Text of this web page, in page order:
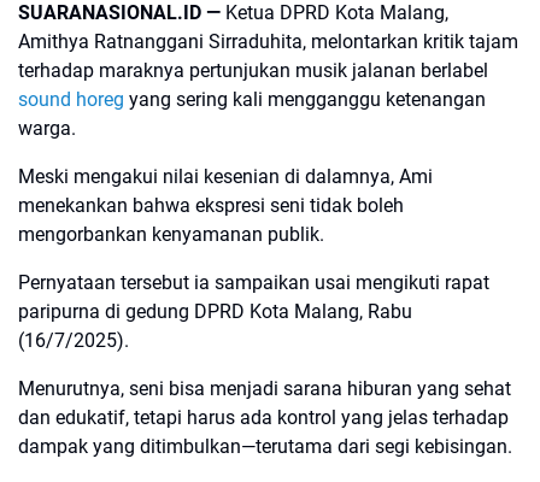
SUARANASIONAL.ID — Ketua DPRD Kota Malang,
Amithya Ratnanggani Sirraduhita, melontarkan kritik tajam
terhadap maraknya pertunjukan musik jalanan berlabel
sound horeg yang sering kali mengganggu ketenangan
warga.
Meski mengakui nilai kesenian di dalamnya, Ami
menekankan bahwa ekspresi seni tidak boleh
mengorbankan kenyamanan publik.
Pernyataan tersebut ia sampaikan usai mengikuti rapat
paripurna di gedung DPRD Kota Malang, Rabu
(16/7/2025).
Menurutnya, seni bisa menjadi sarana hiburan yang sehat
dan edukatif, tetapi harus ada kontrol yang jelas terhadap
dampak yang ditimbulkan—terutama dari segi kebisingan.